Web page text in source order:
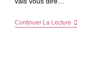
Continuer La LectureP’tits